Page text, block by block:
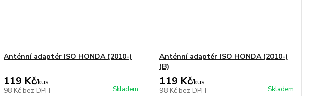
Anténní adaptér ISO HONDA (2010-)
119 Kč/kus
98 Kč bez DPH Skladem
Anténní adaptér ISO HONDA (2010-)
(B)
119 Kč/kus
98 Kč bez DPH Skladem